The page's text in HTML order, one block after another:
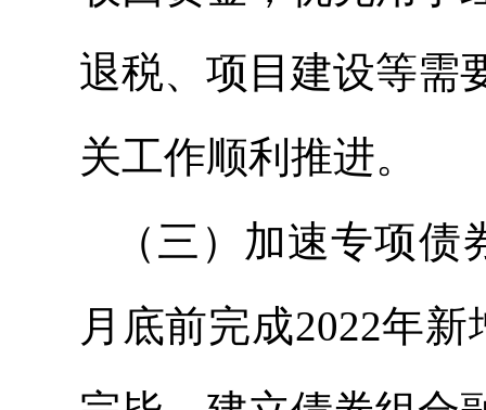
退税、项目建设等需
关工作顺利推进。
（三）加速专项
月底前完成2022年